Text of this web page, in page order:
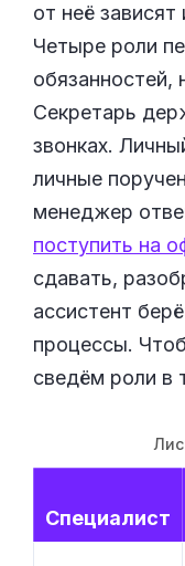
от неё зависят
Четыре роли
обязанностей,
Секретарь
звонках.
личные
менеджер
поступить на
сдавать,
ассистент
процессы.
сведём роли в
Специалист